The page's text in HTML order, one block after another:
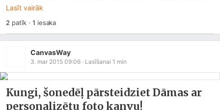
Lasīt vairāk
2 patīk ·1 iesaka
CanvasWay
3. mar 2015 09:06 · Lasīšanai 1 min
Kungi, šonedēļ pārsteidziet Dāmas ar
personalizētu foto kanvu!